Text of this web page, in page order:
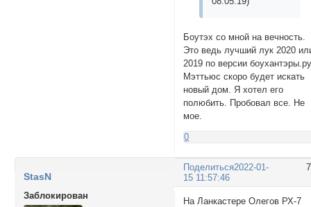
Боутэх со мной на вечность.
Это ведь лучший лук 2020
2019 по версии
Мэттьюс скоро будет искать
новый дом. Я хотел его
полюбить. Пробовал все. Не
мое.
0
Поделиться2022-01-
15 11:57:46
StasN
Заблокирован
На Ланкастере Олегов РХ-7